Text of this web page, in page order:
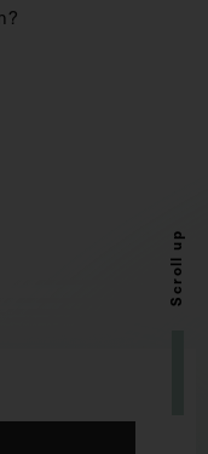
Scroll up